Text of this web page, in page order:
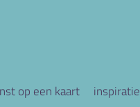
op een kaart inspiratie